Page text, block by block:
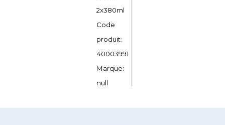
2x380ml
Code
produit:
40003991
Marque:
null